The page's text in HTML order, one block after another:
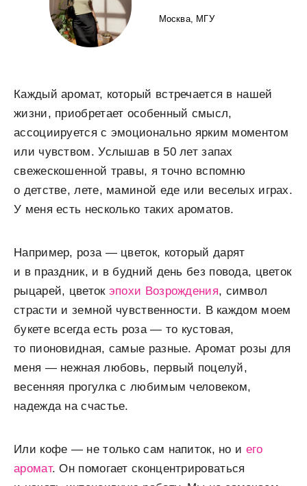
Москва, МГУ
Каждый аромат, который встречается в нашей
жизни, приобретает особенный смысл,
ассоциируется с эмоционально ярким моментом
или чувством. Услышав в 50 лет запах
свежескошенной травы, я точно вспомню
о детстве, лете, маминой еде или веселых играх.
У меня есть несколько таких ароматов.
Например, роза — цветок, который дарят
и в праздник, и в будний день без повода, цветок
рыцарей, цветок эпохи Возрождения, символ
страсти и земной чувственности. В каждом моем
букете всегда есть роза — то кустовая,
то пионовидная, самые разные. Аромат розы для
меня — нежная любовь, первый поцелуй,
весенняя прогулка с любимым человеком,
надежда на счастье.
Или кофе — не только сам напиток, но и его
аромат. Он помогает сконцентрироваться